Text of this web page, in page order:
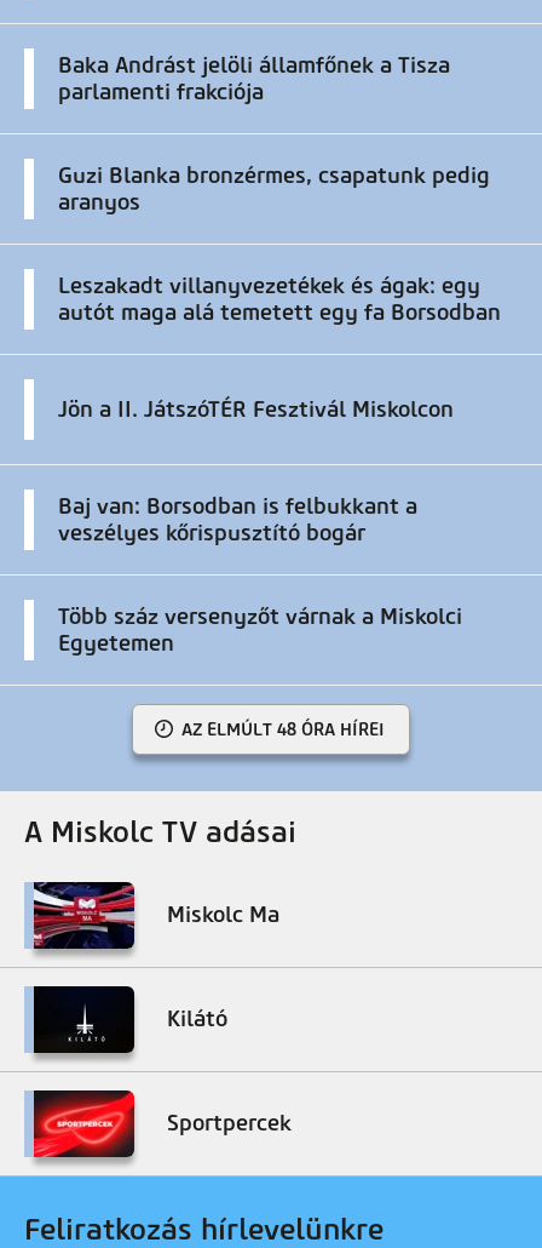
Baka Andrást jelöli államfőnek a Tisza
parlamenti frakciója
Guzi Blanka bronzérmes, csapatunk pedig
aranyos
Leszakadt villanyvezetékek és ágak: egy
autót maga alá temetett egy fa Borsodban
Jön a II. JátszóTÉR Fesztivál Miskolcon
Baj van: Borsodban is felbukkant a
veszélyes kőrispusztító bogár
Több száz versenyzőt várnak a Miskolci
Egyetemen
AZ ELMÚLT 48 ÓRA HÍREI
A Miskolc TV adásai
Miskolc Ma
Kilátó
Sportpercek
Feliratkozás hírlevelünkre